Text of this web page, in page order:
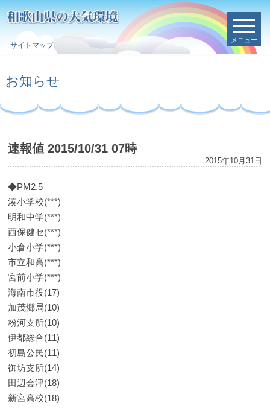
サイトマップ
メニュー
お知らせ
速報値 2015/10/31 07時
2015年10月31日
◆PM2.5
湊小学校(***)
明和中学(***)
西保健セ(***)
小倉小学(***)
市立和高(***)
宮前小学(***)
海南市役(17)
加茂郷局(10)
粉河支所(10)
伊都総合(11)
初島公民(11)
御坊支所(14)
田辺会津(18)
新宮高校(18)